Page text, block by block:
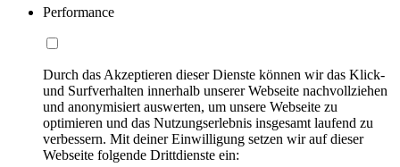
Performance
Durch das Akzeptieren dieser Dienste können wir das Klick-
und Surfverhalten innerhalb unserer Webseite nachvollziehen
und anonymisiert auswerten, um unsere Webseite zu
optimieren und das Nutzungserlebnis insgesamt laufend zu
verbessern. Mit deiner Einwilligung setzen wir auf dieser
Webseite folgende Drittdienste ein: